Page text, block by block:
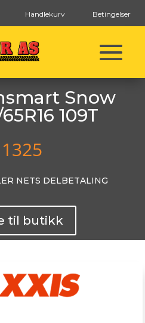
Handlekurv Betingelser
Snow
109T
NETS DELBETALING
til butikk